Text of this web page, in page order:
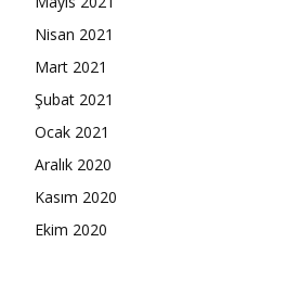
Nisan 2021
Mart 2021
Şubat 2021
Ocak 2021
Aralık 2020
Kasım 2020
Ekim 2020